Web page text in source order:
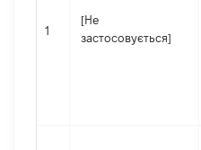
1
[Не
застосовується]